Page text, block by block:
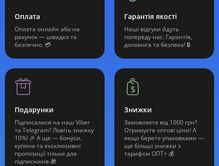
Оплата
Оплата онлайн або на
рахунок — швидко та
безпечно. 💳
Гарантія якості
Наші відгуки йдуть
попереду нас. Гарантія,
допомога та безпека! 🔒
Подарунки
Підписалися на наш Viber
та Telegram? Ловіть знижку
10%! 🎉 А ще — бонуси,
купони та ексклюзивні
пропозиції тільки для
підписників 🎁
Знижки
Замовляєте від 1000 грн?
Отримуєте оптові ціни! А
якщо берете упаковками —
ще більші знижки з
тарифом ОПТ+ 💰